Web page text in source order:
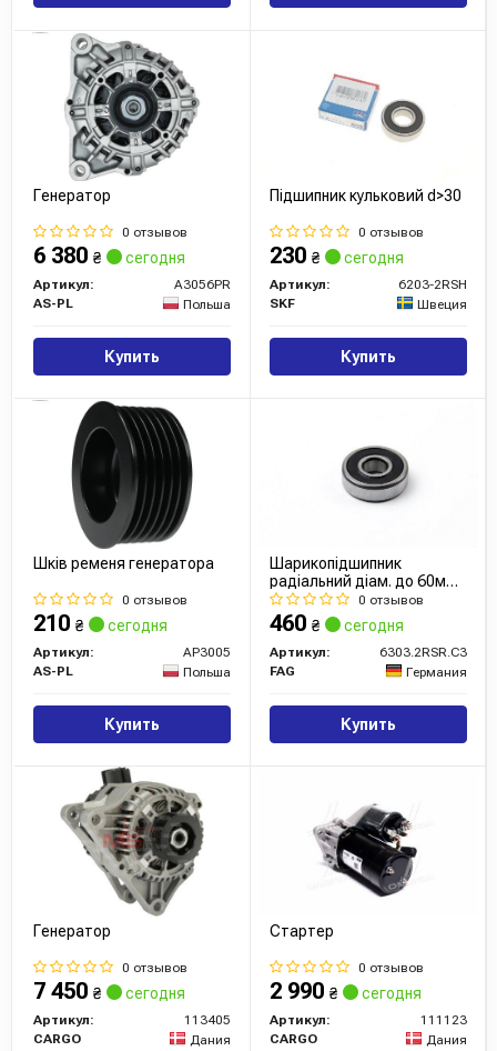
Генератор
0 отзывов
6 380 ₴ сегодня
Артикул:
A3056PR
AS-PL
Польша
Купить
Підшипник кульковий d>30
0 отзывов
230 ₴ сегодня
Артикул:
6203-2RSH
SKF
Швеция
Купить
Шків ременя генератора
0 отзывов
210 ₴ сегодня
Артикул:
AP3005
AS-PL
Польша
Купить
Шарикопідшипник
радіальний діам. до 60мм
(вир-во FAG)0 отзывов
460 ₴ сегодня
Артикул:
6303.2RSR.C3
FAG
Германия
Купить
Генератор
0 отзывов
7 450 ₴ сегодня
Артикул:
113405
CARGO
Дания
Стартер
0 отзывов
2 990 ₴ сегодня
Артикул:
111123
CARGO
Дания